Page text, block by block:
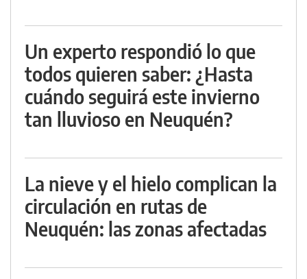
Un experto respondió lo que
todos quieren saber: ¿Hasta
cuándo seguirá este invierno
tan lluvioso en Neuquén?
La nieve y el hielo complican la
circulación en rutas de
Neuquén: las zonas afectadas